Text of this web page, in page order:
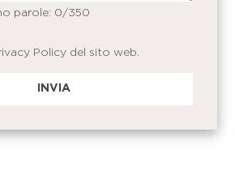
parole: 0/350
Policy del sito web.